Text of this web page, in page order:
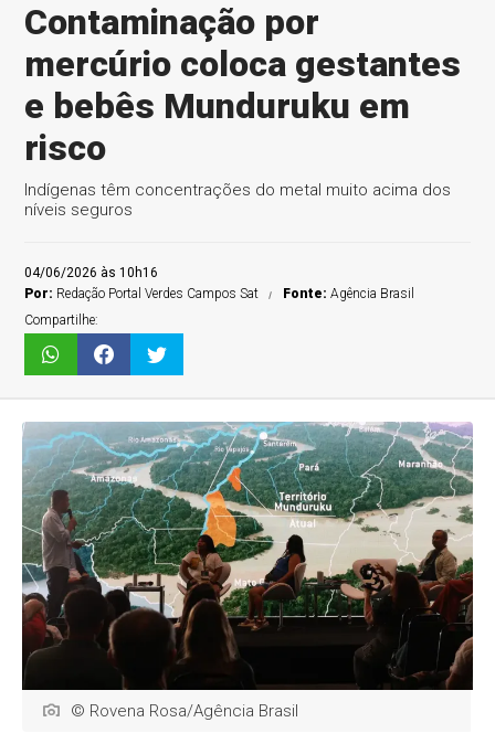
Contaminação por
mercúrio coloca gestantes
e bebês Munduruku em
risco
Indígenas têm concentrações do metal muito acima dos
níveis seguros
04/06/2026 às 10h16
Por: Redação Portal Verdes Campos Sat Fonte:Agência Brasil
Compartilhe:
© Rovena Rosa/Agência Brasil